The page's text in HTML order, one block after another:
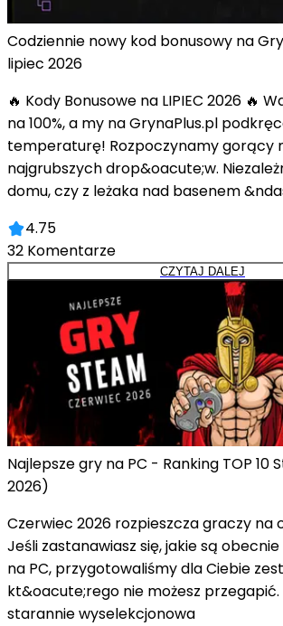
Codziennie nowy kod bonusowy na
lipiec 2026
🔥 Kody Bonusowe na LIPIEC 2026 🔥
na 100%, a my na GrynaPlus.pl
temperaturę! Rozpoczynamy gorący
najgrubszych drop&oacute;w.
domu, czy z leżaka nad basenem
4.75
32 Komentarze
CZYTAJ DALEJ
Najlepsze gry na PC - Ranking TOP 10
2026)
Czerwiec 2026 rozpieszcza graczy na
Jeśli zastanawiasz się, jakie są
na PC, przygotowaliśmy dla Ciebie
kt&oacute;rego nie możesz
starannie wyselekcjonowa